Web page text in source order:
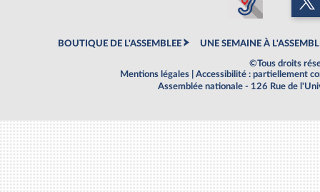
BOUTIQUE DE L'ASSEMBLEE UNE SEMAINE À
©Tous droits
Mentions légales
Accessibilité : partiellement
Assemblée nationale - 126 Rue de